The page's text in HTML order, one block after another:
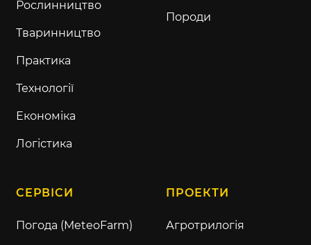
Рослинництво
Тваринництво
Практика
Технології
Економіка
Логістика
Породи
СЕРВІСИ
Погода (MeteoFarm)
ПРОЕКТИ
Агротрилогія